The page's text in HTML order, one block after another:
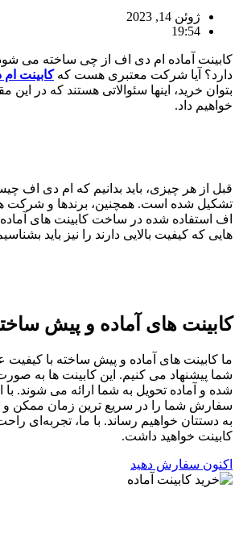
ژوئن 14, 2023
19:54
کابینت آماده ام دی اف از چی ساخته می
دارد؟ آیا شرکت معتبری هست کهکابینت
بتوان خرید، اینها سئوالاتی هستند که در این
خواهیم داد.
قبل از هر چیزی، باید بدانیم که ام دی اف
تشکیل شده است. همچنین، برندها و شرکت‌
اف استفاده شده در ساخت کابینت‌ های آماده
هایی که کیفیت بالایی دارند را نیز باید
کابینت های آماده و پیش
ما کابینت‌ های آماده و پیش‌ ساخته با کیفیت
شما پیشنهاد می‌ کنیم. این کابینت‌ ها به
شده و آماده تحویل به شما ارائه می‌ شوند.
سفارش شما را در سریع‌ ترین زمان ممکن و با
به دستتان خواهیم رساند. با ما، تجربه‌ای
کابینت خواهید داشت.
اکنون سفارش دهید